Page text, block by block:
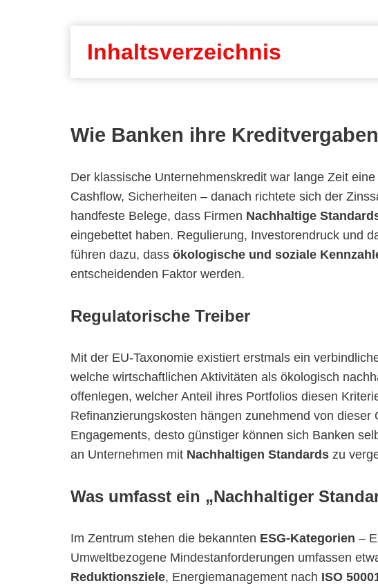
Inhaltsverzeichnis
Wie Banken ihre
Der klassische Unternehmenskredit war lange Zeit
Cashflow, Sicherheiten – danach richtete sich der
handfeste Belege, dass Firmen Nachhaltige
eingebettet haben. Regulierung, Investoren­druck und
führen dazu, dass ökologische und soziale
entscheidenden Faktor werden.
Regulatorische Treiber
Mit der EU-Taxonomie existiert erstmals ein
welche wirtschaftlichen Aktivitäten als ökologisch
offenlegen, welcher Anteil ihres Portfolios diesen
Refinanzierungskosten hängen zunehmend von
Engagements, desto günstiger können sich Banken
an Unternehmen mit Nachhaltigen Standards zu
Was umfasst ein „Nachhaltiger
Im Zentrum stehen die bekannten ESG-Kategorien –
Umweltbezogene Mindestanforderungen umfassen
Reduktionsziele, Energiemanagement nach ISO